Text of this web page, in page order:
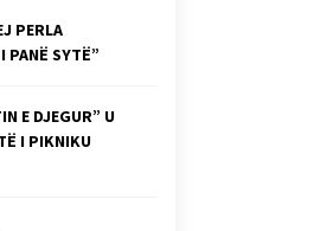
PERLA
PANË SYTË”
E DJEGUR” U
I PIKNIKU